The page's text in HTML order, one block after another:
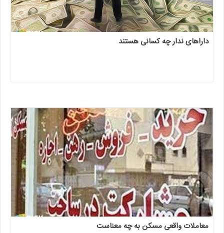
داراهای ندار چه کسانی هستند
معاملات واقعی مسکن به چه معناست